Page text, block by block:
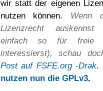
wir statt der eigenen
nutzen können. Wenn
Lizenzrecht
einfach so für freie
interessierst), schau
Post auf FSFE.org-Drak.
nutzen nun die GPLv3.